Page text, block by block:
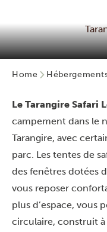
Home
Le Tarangire Safari
campement dans le
Tarangire, avec
parc. Les tentes de
des fenêtres dotées
vous reposer
plus d’espace, vous
circulaire, construit à